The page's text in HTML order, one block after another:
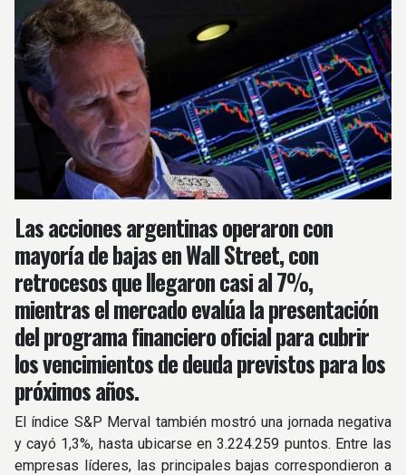
Las acciones argentinas operaron con
mayoría de bajas en Wall Street, con
retrocesos que llegaron casi al 7%,
mientras el mercado evalúa la presentación
del programa financiero oficial para cubrir
los vencimientos de deuda previstos para los
próximos años.
El índice S&P Merval también mostró una jornada negativa
y cayó 1,3%, hasta ubicarse en 3.224.259 puntos. Entre las
empresas líderes, las principales bajas correspondieron a